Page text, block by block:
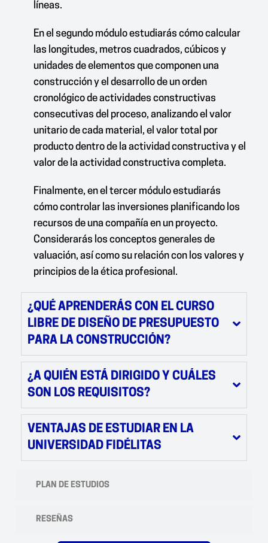
PLAN DE ESTUDIOS
RESEÑAS
líneas.
En el segundo módulo estudiarás cómo calcular
las longitudes, metros cuadrados, cúbicos y
unidades de elementos que componen una
construcción y el desarrollo de un orden
cronológico de actividades constructivas
consecutivas del proceso, analizando el valor
unitario de cada material, el valor total por
producto dentro de la actividad constructiva y el
valor de la actividad constructiva completa.
Finalmente, en el tercer módulo estudiarás
cómocontrolar las inversiones planificando los
recursos de una compañía en un proyecto.
Considerarás los conceptos generales de
valuación, así como su relación con los valores y
principios de la ética profesional.
¿QUÉ APRENDERÁS CON EL CURSO
LIBRE DE DISEÑO DE PRESUPUESTO
PARA LA CONSTRUCCIÓN?
¿A QUIÉN ESTÁ DIRIGIDO Y CUÁLES
SON LOS REQUISITOS?
VENTAJAS DE ESTUDIAR EN LA
UNIVERSIDAD FIDÉLITAS